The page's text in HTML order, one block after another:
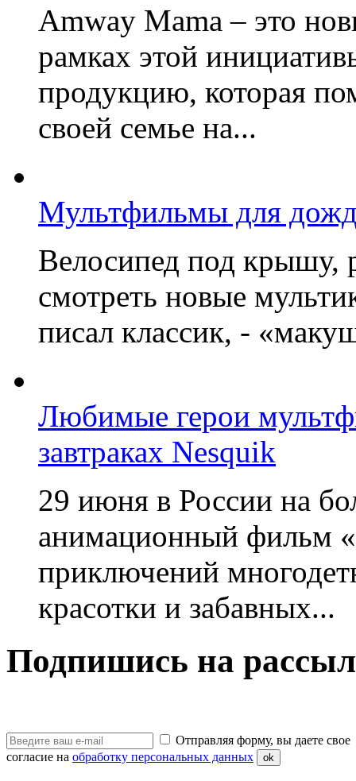
Amway Mama – это
рамках этой
продукцию, которая
своей семье на...
Мультфильмы для
Велосипед под крышу,
смотреть новые
писал классик, -
Любимые герои
завтраках Nesquik
29 июня в России на
анимационный фильм
приключений
красотки и забавных...
Подпишись на
Отправляя форму, вы даете свое
согласие на обработку персональных данных ok